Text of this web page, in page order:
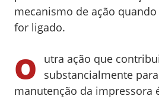
mecanismo de ação
for ligado.
O
utra ação que contribui
substancialmente
manutenção da impressora